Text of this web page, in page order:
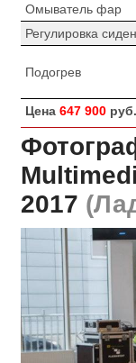
Омыватель фар
Регулировка
Подогрев
Цена 647 900руб.
2017